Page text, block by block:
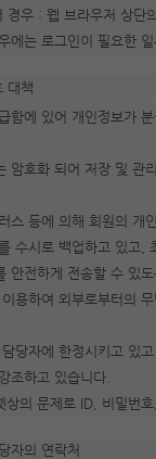
우 : 웹 브라우저 상단
는 로그인이 필요한
대책
함에 있어 개인정보가
암호화 되어 저장 및
스 등에 의해 회원의 개
수시로 백업하고 있고
안전하게 전송할 수 있도
용하여 외부로부터의
당자에 한정시키고 있
조하고 있습니다.
의 문제로 ID, 비밀번
자의 연락처